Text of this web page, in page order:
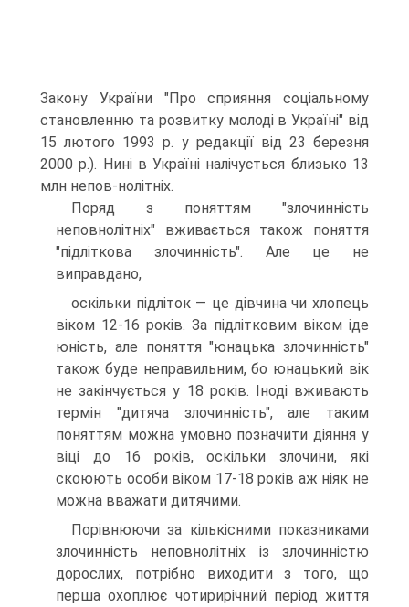
Закону України "Про сприяння соціальному
становленню та розвитку молоді в Україні" від
15 лютого 1993 р. у редакції від 23 березня
2000 р.). Нині в Україні налічується близько 13
млн непов-нолітніх.
Поряд з поняттям "злочинність
неповнолітніх" вживається також поняття
"підліткова злочинність". Але це не
виправдано,
оскільки підліток — це дівчина чи хлопець
віком 12-16 років. За підлітковим віком іде
юність, але поняття "юнацька злочинність"
також буде неправильним, бо юнацький вік
не закінчується у 18 років. Іноді вживають
термін "дитяча злочинність", але таким
поняттям можна умовно позначити діяння у
віці до 16 років, оскільки злочини, які
скоюють особи віком 17-18 років аж ніяк не
можна вважати дитячими.
Порівнюючи за кількісними показниками
злочинність неповнолітніх із злочинністю
дорослих, потрібно виходити з того, що
перша охоплює чотирирічний період життя